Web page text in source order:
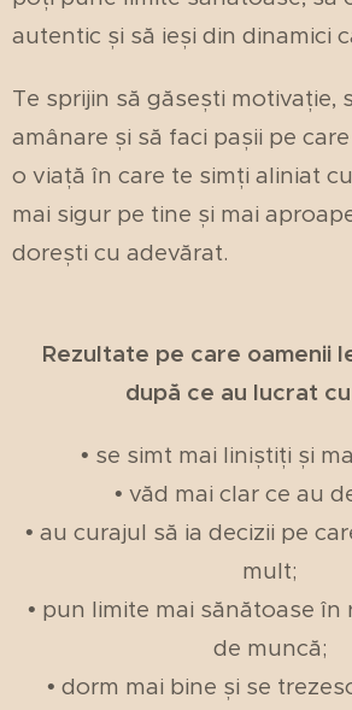
autentic și să ieși din dinamici
Te sprijin să găsești motivație,
amânare și să faci pașii pe
o viață în care te simți aliniat
mai sigur pe tine și mai
dorești cu adevărat.
Rezultate pe care oamenii
după ce au lucrat
• se simt mai liniștiți și
• văd mai clar ce au
• au curajul să ia decizii pe
mult;
• pun limite mai sănătoase în
de muncă;
• dorm mai bine și se